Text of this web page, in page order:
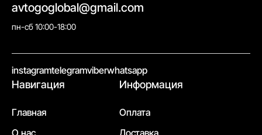
avtogoglobal@gmail.com
пн-сб 10:00-18:00
instagramtelegramviberwhatsapp
Навигация
Главная
О нас
Информация
Оплата
Доставка